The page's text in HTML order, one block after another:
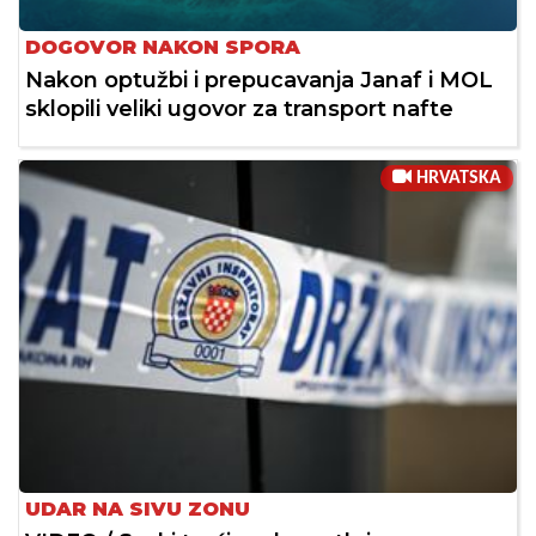
DOGOVOR NAKON SPORA
Nakon optužbi i prepucavanja Janaf i MOL
sklopili veliki ugovor za transport nafte
HRVATSKA
UDAR NA SIVU ZONU